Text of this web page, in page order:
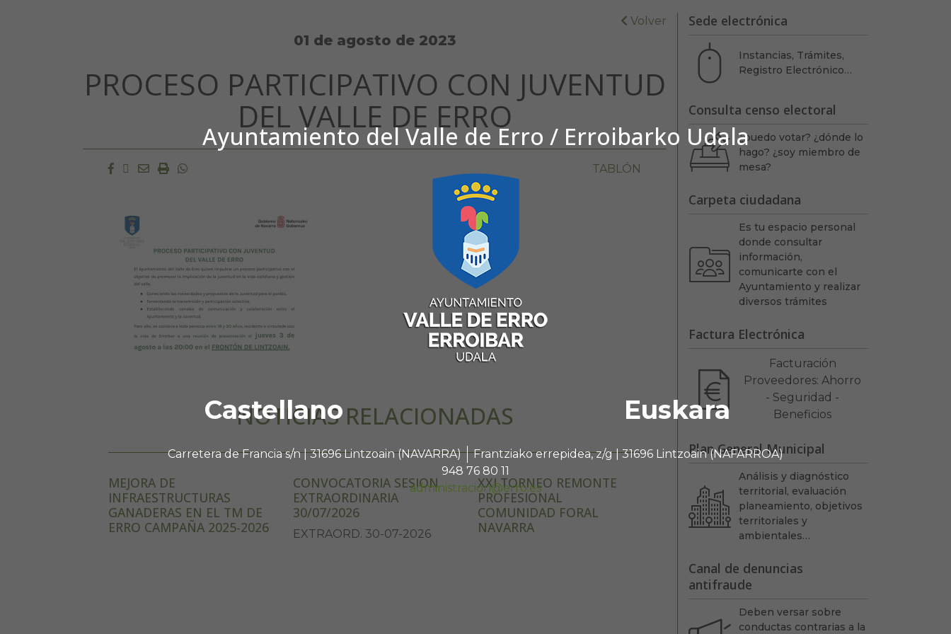
Ayuntamiento del Valle de Erro / Erroibarko Udala
Castellano Euskara
Carretera de Francia s/n | 31696 Lintzoain (NAVARRA)
Frantziako errepidea, z/g | 31696 Lintzoain (NAFARROA)
948 76 80 11
administracion@erro.es
Volver
01 de agosto de 2023
PROCESO PARTICIPATIVO CON JUVENTUD
DEL VALLE DE ERRO
Facebook
Twitter
EmailImprimir
Whatsapp TABLÓN
NOTICIAS RELACIONADAS
MEJORA DE
INFRAESTRUCTURAS
GANADERAS EN EL TM DE
ERRO CAMPAÑA 2025-2026
CONVOCATORIA SESION
EXTRAORDINARIA
30/07/2026
EXTRAORD. 30-07-2026
XXI TORNEO REMONTE
PROFESIONAL
COMUNIDAD FORAL
NAVARRA
Sede electrónica
Instancias, Trámites,
Registro Electrónico…
Consulta censo electoral
¿puedo votar? ¿dónde lo
hago? ¿soy miembro de
mesa?
Carpeta ciudadana
Es tu espacio personal
donde consultar
información,
comunicarte con el
Ayuntamiento y realizar
diversos trámites
Factura Electrónica
Facturación
Proveedores: Ahorro
- Seguridad -
Beneficios
Plan General Municipal
Análisis y diagnóstico
territorial, evaluación
planeamiento, objetivos
territoriales y
ambientales…
Canal de denuncias
antifraude
Deben versar sobre
conductas contrarias a la